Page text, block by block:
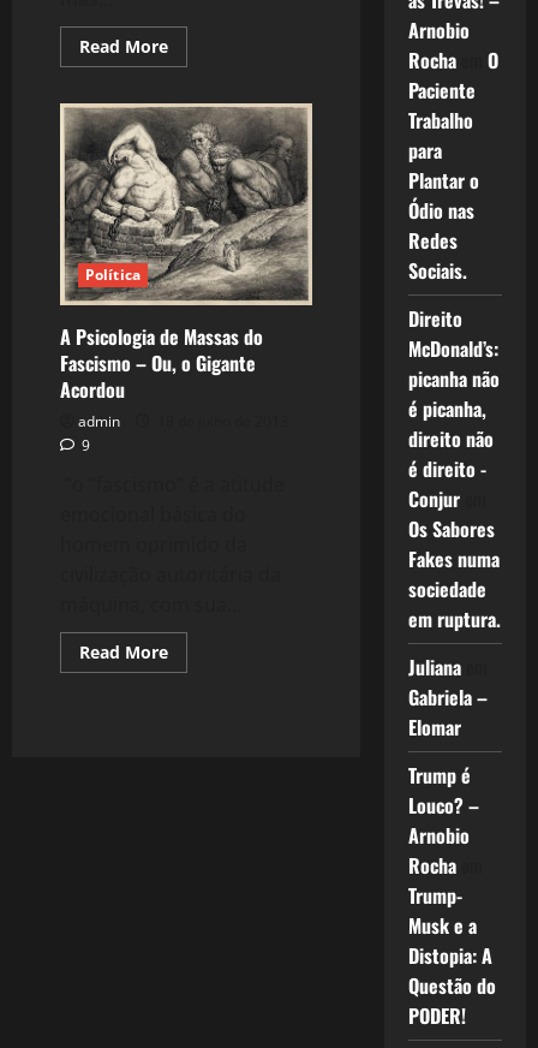
Read MoreRead
more
Joaquim
“Batman”,
A
Grosseria
Sem
Fim
Política
A Psicologia de Massas do
Fascismo – Ou, o Gigante
Acordou
admin
9
Read MoreRead
more
Arnobio
Rochaem O
Paciente
Trabalho
para
Plantar o
Ódio nas
Redes
Sociais.
Direito
McDonald’s:
picanha não
é picanha,
direito não
é direito -
Conjurem
Os Sabores
Fakes numa
sociedade
em ruptura.
Julianaem
Gabriela –
Elomar
Trump é
Louco? –
Arnobio
Rochaem
Trump-
Musk e a
Distopia: A
Questão do
PODER!